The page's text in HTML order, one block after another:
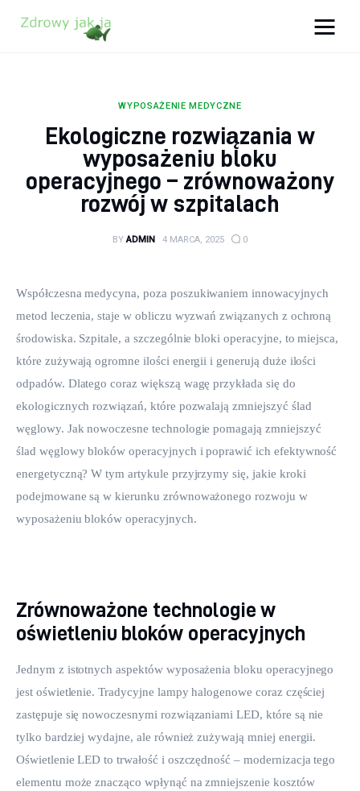
Zdrowy jak ja
Uroda
Sport
Lifestyle
Kontakt
WYPOSAŻENIE MEDYCZNE
Ekologiczne rozwiązania w
wyposażeniu bloku
operacyjnego – zrównoważony
rozwój w szpitalach
BY ADMIN 4 MARCA, 2025 0
Współczesna medycyna, poza poszukiwaniem innowacyjnych
metod leczenia, staje w obliczu wyzwań związanych z ochroną
środowiska. Szpitale, a szczególnie bloki operacyjne, to miejsca,
które zużywają ogromne ilości energii i generują duże ilości
odpadów. Dlatego coraz większą wagę przykłada się do
ekologicznych rozwiązań, które pozwalają zmniejszyć ślad
węglowy. Jak nowoczesne technologie pomagają zmniejszyć
ślad węglowy bloków operacyjnych i poprawić ich efektywność
energetyczną? W tym artykule przyjrzymy się, jakie kroki
podejmowane są w kierunku zrównoważonego rozwoju w
wyposażeniu bloków operacyjnych.
Zrównoważone technologie w
oświetleniu bloków operacyjnych
Jednym z istotnych aspektów wyposażenia bloku operacyjnego
jest oświetlenie. Tradycyjne lampy halogenowe coraz częściej
zastępuje się nowoczesnymi rozwiązaniami LED, które są nie
tylko bardziej wydajne, ale również zużywają mniej energii.
Oświetlenie LED to trwałość i oszczędność – modernizacja tego
elementu może znacząco wpłynąć na zmniejszenie kosztów